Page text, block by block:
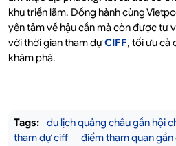
khu triển lãm. Đồng hành cùng
yên tâm về hậu cần mà còn được tư
với thời gian tham dựCIFF, tối ưu cả
khám phá.
Tags: du lịch quảng châu gần hội
tham dự ciff
điểm tham quan